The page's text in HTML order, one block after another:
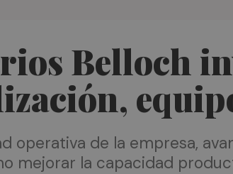
Belloch
operativa de la empresa,
mejorar la capacidad